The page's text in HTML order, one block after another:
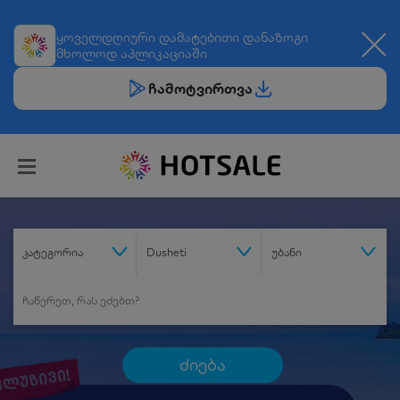
ყოველდღიური დამატებითი დანაზოგი
მხოლოდ აპლიკაციაში
ჩამოტვირთვა
კატეგორია Dusheti უბანი
ძიება